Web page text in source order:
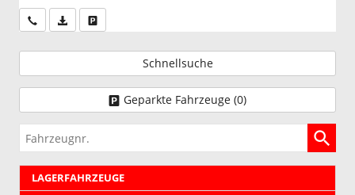
Wir rufen Sie anPDF-Datei, Fahrzeugexposé drucken
Schnellsuche
Geparkte Fahrzeuge (0)
Fahrzeugnr.
LAGERFAHRZEUGE